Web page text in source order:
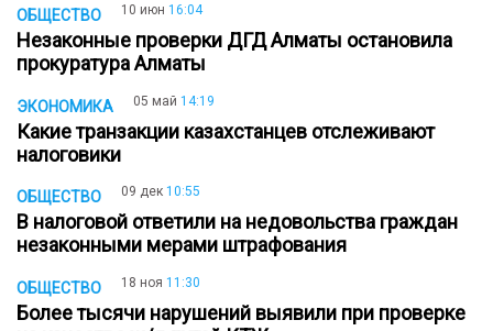
ОБЩЕСТВО 10 июн 16:04
Незаконные проверки ДГД Алматы остановила
прокуратура Алматы
ЭКОНОМИКА 05 май 14:19
Какие транзакции казахстанцев отслеживают
налоговики
ОБЩЕСТВО 09 дек 10:55
В налоговой ответили на недовольства граждан
незаконными мерами штрафования
ОБЩЕСТВО 18 ноя 11:30
Более тысячи нарушений выявили при проверке